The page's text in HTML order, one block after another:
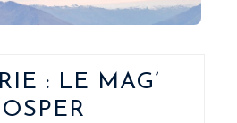
: LE MAG’